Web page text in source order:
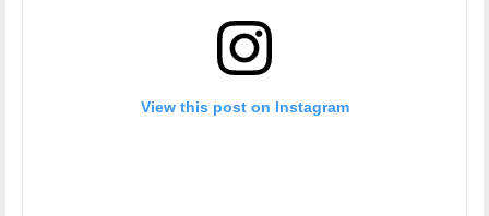
View this post on Instagram